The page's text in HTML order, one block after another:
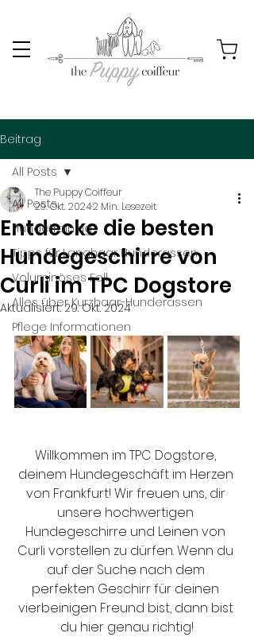
Beitrag
All Posts
Hundetraining
Tipps für Langhaar Hunderassen
Voluminöses Fell
Alles über Kurzhaar-Hunderassen
Pflege Informationen
All Posts
Entdecke die besten
Hundegeschirre von
Curli im TPC Dogstore
The Puppy Coiffeur
29. Okt. 20242 Min. Lesezeit
Aktualisiert:29. Okt. 2024
Willkommen im TPC Dogstore,
deinem Hundegeschäft im Herzen
von Frankfurt! Wir freuen uns, dir
unsere hochwertigen
Hundegeschirre und Leinen von
Curli vorstellen zu dürfen. Wenn du
auf der Suche nach dem
perfekten Geschirr für deinen
vierbeinigen Freund bist, dann bist
du hier genau richtig!